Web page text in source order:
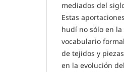
mediados del
Estas
hudí no sólo en
vocabulario
de tejidos y
en la evolución